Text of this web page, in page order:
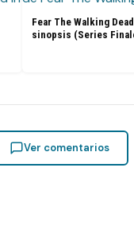
Fear The Walking
sinopsis (Series
Ver comentarios